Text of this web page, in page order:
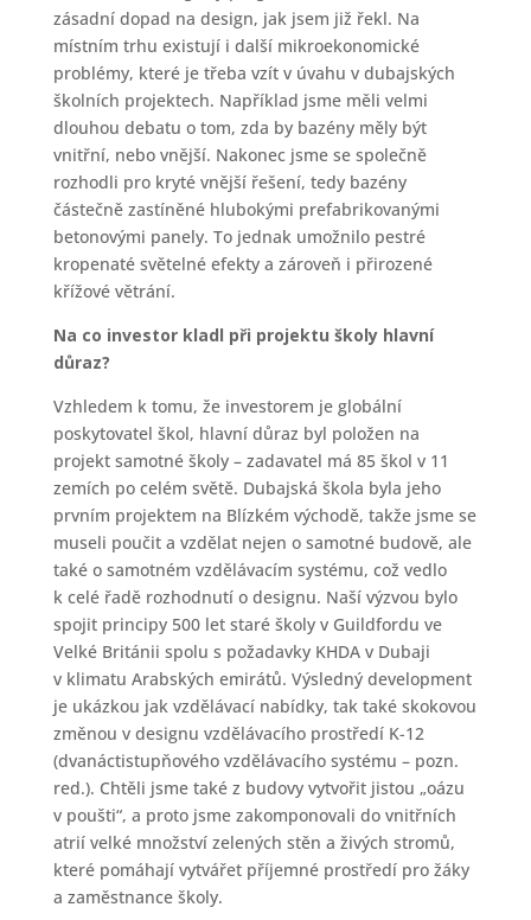
zásadní dopad na design, jak jsem již řekl. Na
místním trhu existují i další mikroekonomické
problémy, které je třeba vzít v úvahu v dubajských
školních projektech. Například jsme měli velmi
dlouhou debatu o tom, zda by bazény měly být
vnitřní, nebo vnější. Nakonec jsme se společně
rozhodli pro kryté vnější řešení, tedy bazény
částečně zastíněné hlubokými prefabrikovanými
betonovými panely. To jednak umožnilo pestré
kropenaté světelné efekty a zároveň i přirozené
křížové větrání.
Na co investor kladl při projektu školy hlavní
důraz?
Vzhledem k tomu, že investorem je globální
poskytovatel škol, hlavní důraz byl položen na
projekt samotné školy – zadavatel má 85 škol v 11
zemích po celém světě. Dubajská škola byla jeho
prvním projektem na Blízkém východě, takže jsme se
museli poučit a vzdělat nejen o samotné budově, ale
také o samotném vzdělávacím systému, což vedlo
k celé řadě rozhodnutí o designu. Naší výzvou bylo
spojit principy 500 let staré školy v Guildfordu ve
Velké Británii spolu s požadavky KHDA v Dubaji
v klimatu Arabských emirátů. Výsledný development
je ukázkou jak vzdělávací nabídky, tak také skokovou
změnou v designu vzdělávacího prostředí K-12
(dvanáctistupňového vzdělávacího systému – pozn.
red.). Chtěli jsme také z budovy vytvořit jistou „oázu
v poušti“, a proto jsme zakomponovali do vnitřních
atrií velké množství zelených stěn a živých stromů,
které pomáhají vytvářet příjemné prostředí pro žáky
a zaměstnance školy.